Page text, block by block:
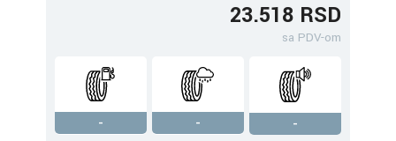
23.518 RSD
sa PDV-om
- -
-